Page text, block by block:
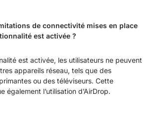
de connectivité mises en place
est activée ?
est activée, les utilisateurs ne peuvent
appareils réseau, tels que des
ou des téléviseurs. Cette
également l’utilisation d’AirDrop.